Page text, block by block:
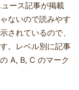
ース記事が掲載
ないので読みやす
されているので、
。レベル別に記事
A, B, C のマーク